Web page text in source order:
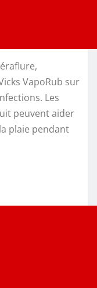
VapoRub sur
Les
peuvent aider
plaie pendant